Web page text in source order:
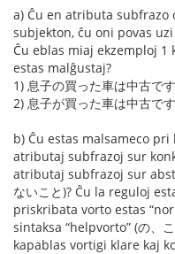
a) Ĉu en atributa subfrazo
subjekton, ĉu oni povas uzi
Ĉu eblas miaj ekzemploj 1
estas malĝustaj?
1) 息子の買った車は中古です
2) 息子が買った車は中古です
b) Ĉu estas malsameco
atributaj subfrazoj sur
atributaj subfrazoj sur
ないこと)? Ĉu la reguloj
priskribata vorto estas
sintaksa “helpvorto” (の、
kapablas vortigi klare kaj